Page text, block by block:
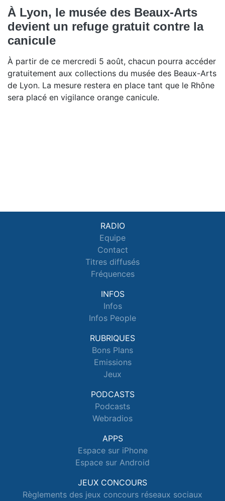
À Lyon, le musée des Beaux-Arts
devient un refuge gratuit contre la
canicule
À partir de ce mercredi 5 août, chacun pourra accéder
gratuitement aux collections du musée des Beaux-Arts
de Lyon. La mesure restera en place tant que le Rhône
sera placé en vigilance orange canicule.
RADIO
Equipe
Contact
Titres diffusés
Fréquences
INFOS
Infos
Infos People
RUBRIQUES
Bons Plans
Emissions
Jeux
PODCASTS
Podcasts
Webradios
APPS
Espace sur iPhone
Espace sur Android
JEUX CONCOURS
Règlements des jeux concours réseaux sociaux